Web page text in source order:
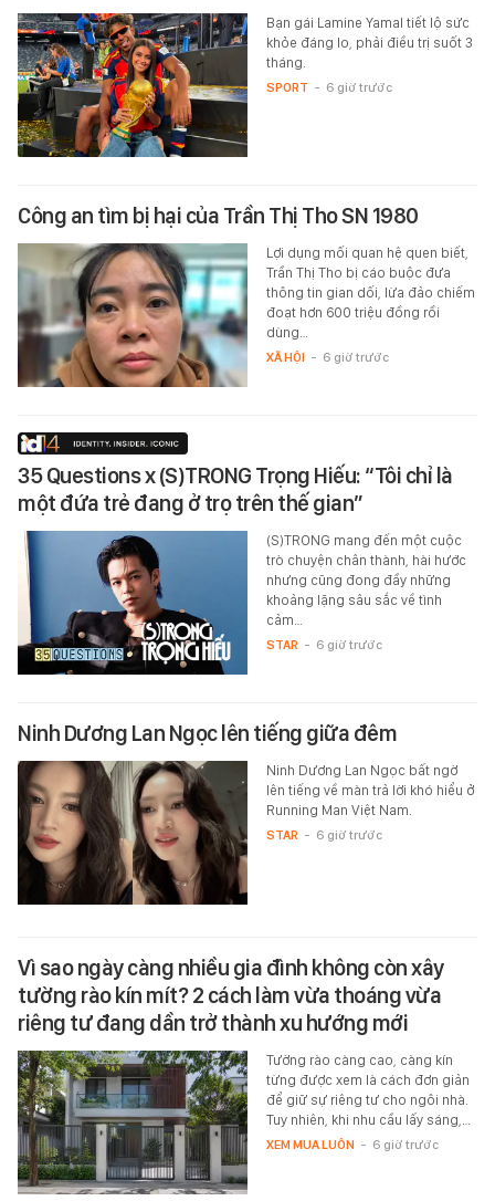
Bạn gái Lamine Yamal tiết lộ sức
khỏe đáng lo, phải điều trị suốt 3
tháng.
SPORT - 6 giờ trước
Công an tìm bị hại của Trần Thị Tho SN 1980
Lợi dụng mối quan hệ quen biết,
Trần Thị Tho bị cáo buộc đưa
thông tin gian dối, lừa đảo chiếm
đoạt hơn 600 triệu đồng rồi
dùng…
XÃ HỘI - 6 giờ trước
35 Questions x (S)TRONG Trọng Hiếu: “Tôi chỉ là
một đứa trẻ đang ở trọ trên thế gian”
(S)TRONG mang đến một cuộc
trò chuyện chân thành, hài hước
nhưng cũng đong đầy những
khoảng lặng sâu sắc về tình
cảm…
STAR - 6 giờ trước
Ninh Dương Lan Ngọc lên tiếng giữa đêm
Ninh Dương Lan Ngọc bất ngờ
lên tiếng về màn trả lời khó hiểu ở
Running Man Việt Nam.
STAR - 6 giờ trước
Vì sao ngày càng nhiều gia đình không còn xây
tường rào kín mít? 2 cách làm vừa thoáng vừa
riêng tư đang dần trở thành xu hướng mới
Tường rào càng cao, càng kín
từng được xem là cách đơn giản
để giữ sự riêng tư cho ngôi nhà.
Tuy nhiên, khi nhu cầu lấy sáng,…
XEM MUA LUÔN - 6 giờ trước